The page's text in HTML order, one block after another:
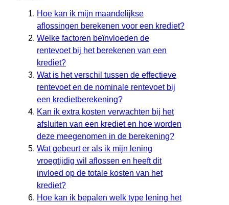
Hoe kan ik mijn maandelijkse
aflossingen berekenen voor een krediet?
Welke factoren beïnvloeden de
rentevoet bij het berekenen van een
krediet?
Wat is het verschil tussen de effectieve
rentevoet en de nominale rentevoet bij
een kredietberekening?
Kan ik extra kosten verwachten bij het
afsluiten van een krediet en hoe worden
deze meegenomen in de berekening?
Wat gebeurt er als ik mijn lening
vroegtijdig wil aflossen en heeft dit
invloed op de totale kosten van het
krediet?
Hoe kan ik bepalen welk type lening het